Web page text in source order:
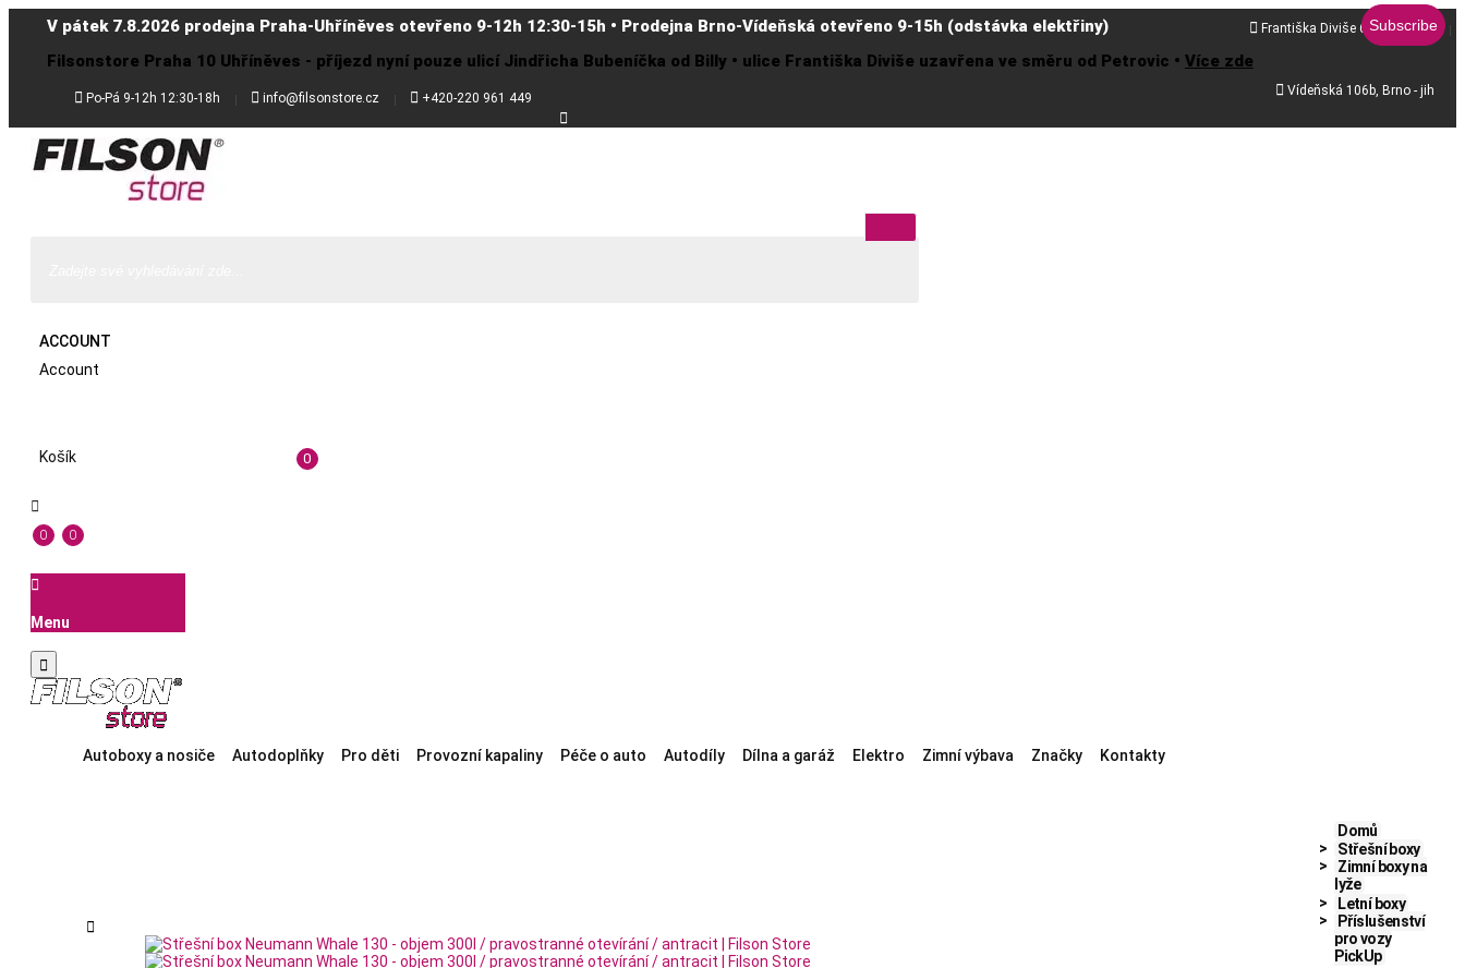
V pátek 7.8.2026 prodejna Praha-Uhříněves otevřeno 9-12h 12:30-15h • Prodejna Brno-Vídeňská otevřeno 9-15h (odstávka elektřiny)
Filsonstore Praha 10 Uhříněves - příjezd nyní pouze ulicí Jindřicha Bubeníčka od Billy • ulice Františka Diviše uzavřena ve směru od Petrovic • Více zde
 Po-Pá 9-12h 12:30-18h  info@filsonstore.cz  +420-220 961 449
 Františka Diviše 68, Praha 10
 Vídeňská 106b, Brno - jih

ACCOUNT
Account
Košík 0

0 0

Menu

Autoboxy a nosiče Autodoplňky Pro děti Provozní kapaliny Péče o auto Autodíly Dílna a garáž Elektro Zimní výbava Značky Kontakty
Domů
Střešní boxy
Zimní boxy na
lyže
Letní boxy
Příslušenství
pro vozy
PickUp
